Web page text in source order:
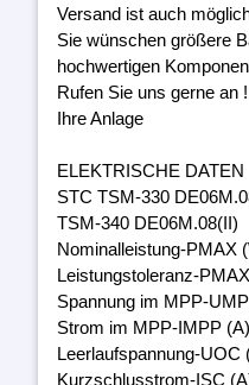
Versand ist auch
Sie wünschen größere
hochwertigen
Rufen Sie uns gerne an
Ihre Anlage
ELEKTRISCHE DATEN
STC TSM-330
TSM-340 DE06M.08(II)
Nominalleistung-PMAX
Leistungstoleranz-
Spannung im MPP-
Strom im MPP-IMPP
Leerlaufspannung-UOC
Kurzschlusstrom-ISC